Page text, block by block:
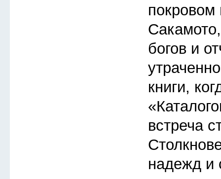
покровом
богов и
книги,
встреча
надежд и